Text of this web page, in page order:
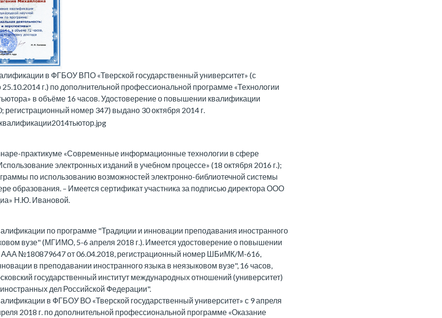
в ФГБОУ ВПО «Тверской государственный университет» (с
25.10.2014 г.) по дополнительной профессиональной программе «Технологии
в объёме 16 часов. Удостоверение о повышении квалификации
регистрационный номер 347) выдано 30 октября 2014 г.
практикуме «Современные информационные технологии в сфере
электронных изданий в учебном процессе» (18 октября 2016 г.);
по использованию возможностей электронно-библиотечной системы
образования. – Имеется сертификат участника за подписью директора ООО
Н.Ю. Ивановой.
по программе "Традиции и инновации преподавания иностранного
вузе" (МГИМО, 5-6 апреля 2018 г.). Имеется удостоверение о повышении
ААА №180879647 от 06.04.2018, регистрационный номер ШБиМК/М-616,
в преподавании иностранного языка в неязыковом вузе", 16 часов,
государственный институт международных отношений (университет)
дел Российской Федерации".
в ФГБОУ ВО «Тверской государственный университет» с 9 апреля
2018 г. по дополнительной профессиональной программе «Оказание